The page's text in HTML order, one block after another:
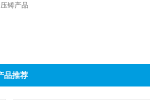
铸产品
品推荐